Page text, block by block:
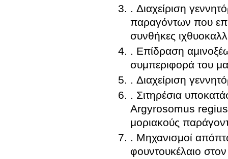
. Διαχείριση
παραγόντων που
συνθήκες
. Επίδραση
συμπεριφορά του
. Διαχείριση
. Σιτηρέσια
Argyrosomus regius
μοριακούς
. Μηχανισμοί
φουντουκέλαιο